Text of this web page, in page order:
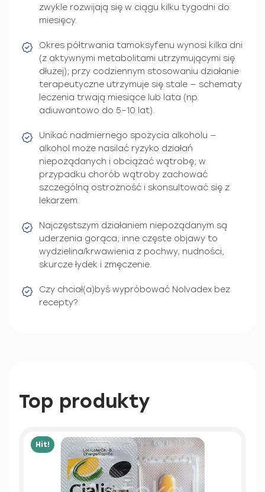
zwykle rozwijają się w ciągu kilku tygodni do
miesięcy.
Okres półtrwania tamoksyfenu wynosi kilka dni
(z aktywnymi metabolitami utrzymującymi się
dłużej); przy codziennym stosowaniu działanie
terapeutyczne utrzymuje się stale — schematy
leczenia trwają miesiące lub lata (np.
adiuwantowo do 5–10 lat).
Unikać nadmiernego spożycia alkoholu —
alkohol może nasilać ryzyko działań
niepożądanych i obciążać wątrobę; w
przypadku chorób wątroby zachować
szczególną ostrożność i skonsultować się z
lekarzem.
Najczęstszym działaniem niepożądanym są
uderzenia gorąca; inne częste objawy to
wydzielina/krwawienia z pochwy, nudności,
skurcze łydek i zmęczenie.
Czy chciał(a)byś wypróbować Nolvadex bez
recepty?
Top produkty
Hit!